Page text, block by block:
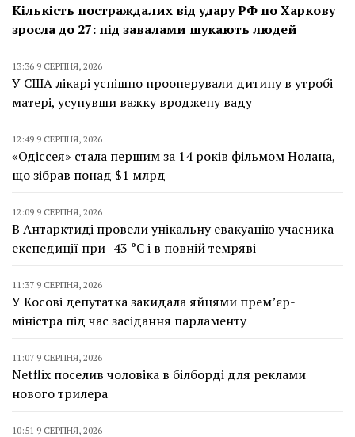
Кількість постраждалих від удару РФ по Харкову
зросла до 27: під завалами шукають людей
13:36 9 СЕРПНЯ, 2026
У США лікарі успішно прооперували дитину в утробі
матері, усунувши важку вроджену ваду
12:49 9 СЕРПНЯ, 2026
«Одіссея» стала першим за 14 років фільмом Нолана,
що зібрав понад $1 млрд
12:09 9 СЕРПНЯ, 2026
В Антарктиді провели унікальну евакуацію учасника
експедиції при -43 °C і в повній темряві
11:37 9 СЕРПНЯ, 2026
У Косові депутатка закидала яйцями прем’єр-
міністра під час засідання парламенту
11:07 9 СЕРПНЯ, 2026
Netflix поселив чоловіка в білборді для реклами
нового трилера
10:51 9 СЕРПНЯ, 2026